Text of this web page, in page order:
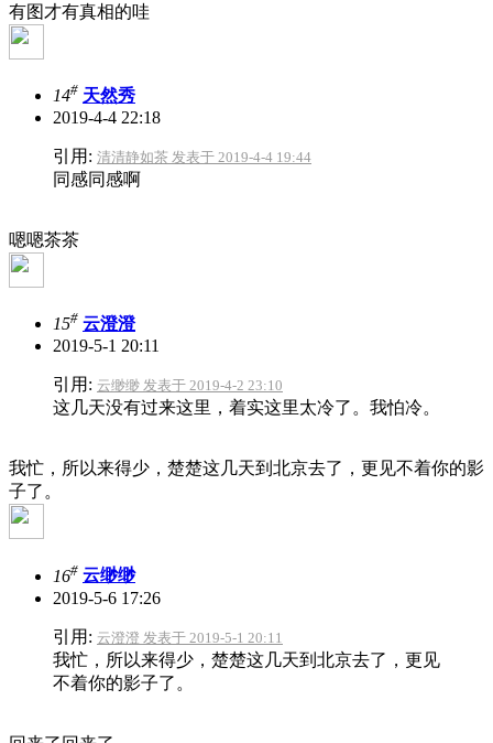
有图才有真相的哇
14# 天然秀
2019-4-4 22:18
引用: 清清静如茶 发表于 2019-4-4 19:44
同感同感啊
嗯嗯茶茶
15# 云澄澄
2019-5-1 20:11
引用: 云缈缈 发表于 2019-4-2 23:10
这几天没有过来这里，着实这里太冷了。我怕冷。
我忙，所以来得少，楚楚这几天到北京去了，更见不着你的影
子了。
16# 云缈缈
2019-5-6 17:26
引用: 云澄澄 发表于 2019-5-1 20:11
我忙，所以来得少，楚楚这几天到北京去了，更见
不着你的影子了。